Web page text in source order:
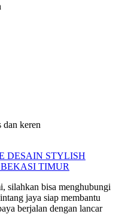
dan keren
silahkan bisa menghubungi
jaya siap membantu
berjalan dengan lancar